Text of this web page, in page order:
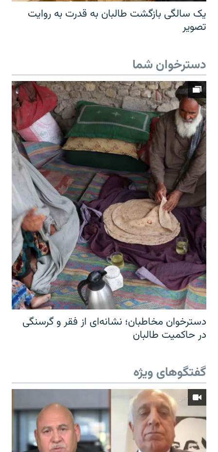
یک سالگی بازگشت طالبان به قدرت به روایت
تصویر
دسترخوان شما
دسترخوان مخاطبان؛ نشانه‌ای از فقر و گرسنگی
در حاکمیت طالبان
گفتگوهای ویژه